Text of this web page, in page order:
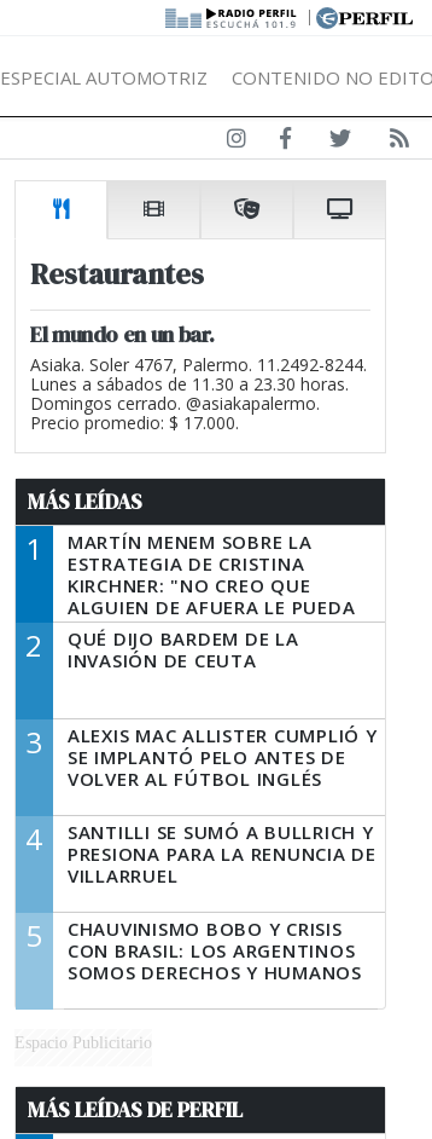
|
ESPECIAL AUTOMOTRIZ CONTENIDO NO
Restaurantes
El mundo en un bar.
Asiaka. Soler 4767, Palermo. 11.2492-8244.
Lunes a sábados de 11.30 a 23.30 horas.
Domingos cerrado. @asiakapalermo.
Precio promedio: $ 17.000.
MÁS LEÍDAS
1
MARTÍN MENEM SOBRE LA
ESTRATEGIA DE CRISTINA
KIRCHNER: "NO CREO QUE
ALGUIEN DE AFUERA LE PUEDA
DECIR A LA JUSTICIA LO QUE
TIENE QUE HACER"
2
QUÉ DIJO BARDEM DE LA
INVASIÓN DE CEUTA
3
ALEXIS MAC ALLISTER CUMPLIÓ Y
SE IMPLANTÓ PELO ANTES DE
VOLVER AL FÚTBOL INGLÉS
4
SANTILLI SE SUMÓ A BULLRICH Y
PRESIONA PARA LA RENUNCIA DE
VILLARRUEL
5
CHAUVINISMO BOBO Y CRISIS
CON BRASIL: LOS ARGENTINOS
SOMOS DERECHOS Y HUMANOS
Espacio Publicitario
MÁS LEÍDAS DE PERFIL